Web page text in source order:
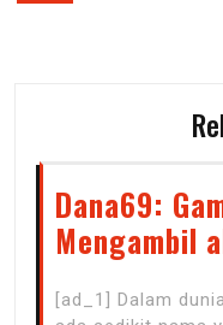
Dana69:
Mengambil
[ad_1] Dalam